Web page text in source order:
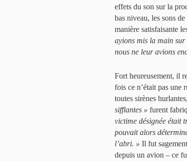
effets du son sur la
bas niveau, les sons de
manière satisfaisante
ayions mis la main sur
nous ne leur avions
Fort heureusement, il
fois ce n’était pas une
toutes sirènes
sifflantes » furent
victime désignée était
pouvait alors
l’abri. » Il fut
depuis un avion – ce